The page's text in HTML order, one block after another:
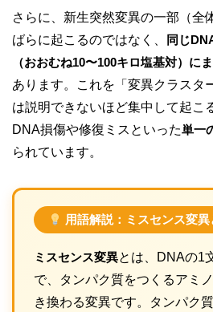
さらに、新生突然変異の一部（全
ばらに起こるのではなく、
同じ
（おおむね10〜100キロ塩基対）に
あります。これを「変異クラスタ
は説明できないほど集中して起こ
DNA損傷や修復ミスといった単一
られています。
用語解説：ミスセンス変
ミスセンス変異とは、DNAの1
で、タンパク質をつくるアミ
き換わる変異です。タンパク